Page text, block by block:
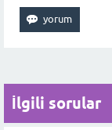
İlgili sorular